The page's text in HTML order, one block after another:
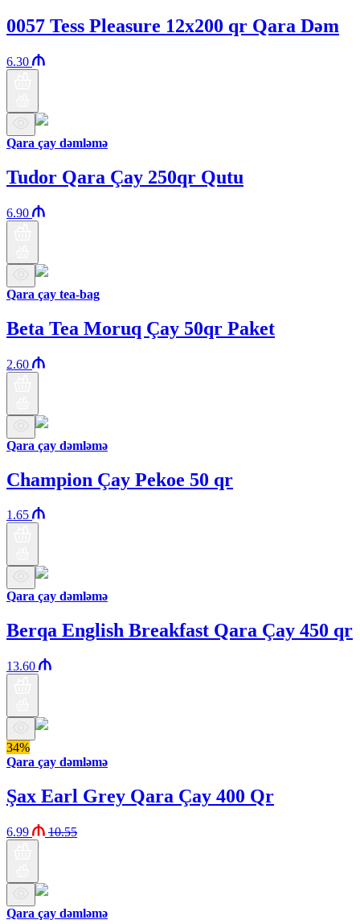
0057 Tess Pleasure 12x200 qr Qara Dəm
6.30
Qara çay dəmləmə
Tudor Qara Çay 250qr Qutu
6.90
Qara çay tea-bag
Beta Tea Moruq Çay 50qr Paket
2.60
Qara çay dəmləmə
Champion Çay Pekoe 50 qr
1.65
Qara çay dəmləmə
Berqa English Breakfast Qara Çay 450 qr
13.60
34%
Qara çay dəmləmə
Şax Earl Grey Qara Çay 400 Qr
6.99 10.55
Qara çay dəmləmə